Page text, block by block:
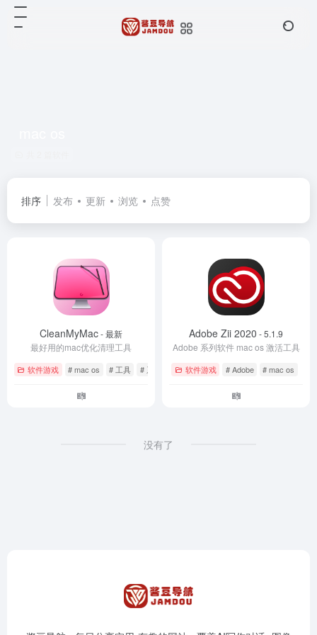
排序 发布 更新 浏览 点赞
CleanMyMac- 最新
最好用的mac优化清理工具
软件游戏 # mac os # 工具 # 系统优化
Adobe Zii 2020 - 5.1.9
Adobe 系列软件 mac os 激活工具
软件游戏 # Adobe # mac os
没有了